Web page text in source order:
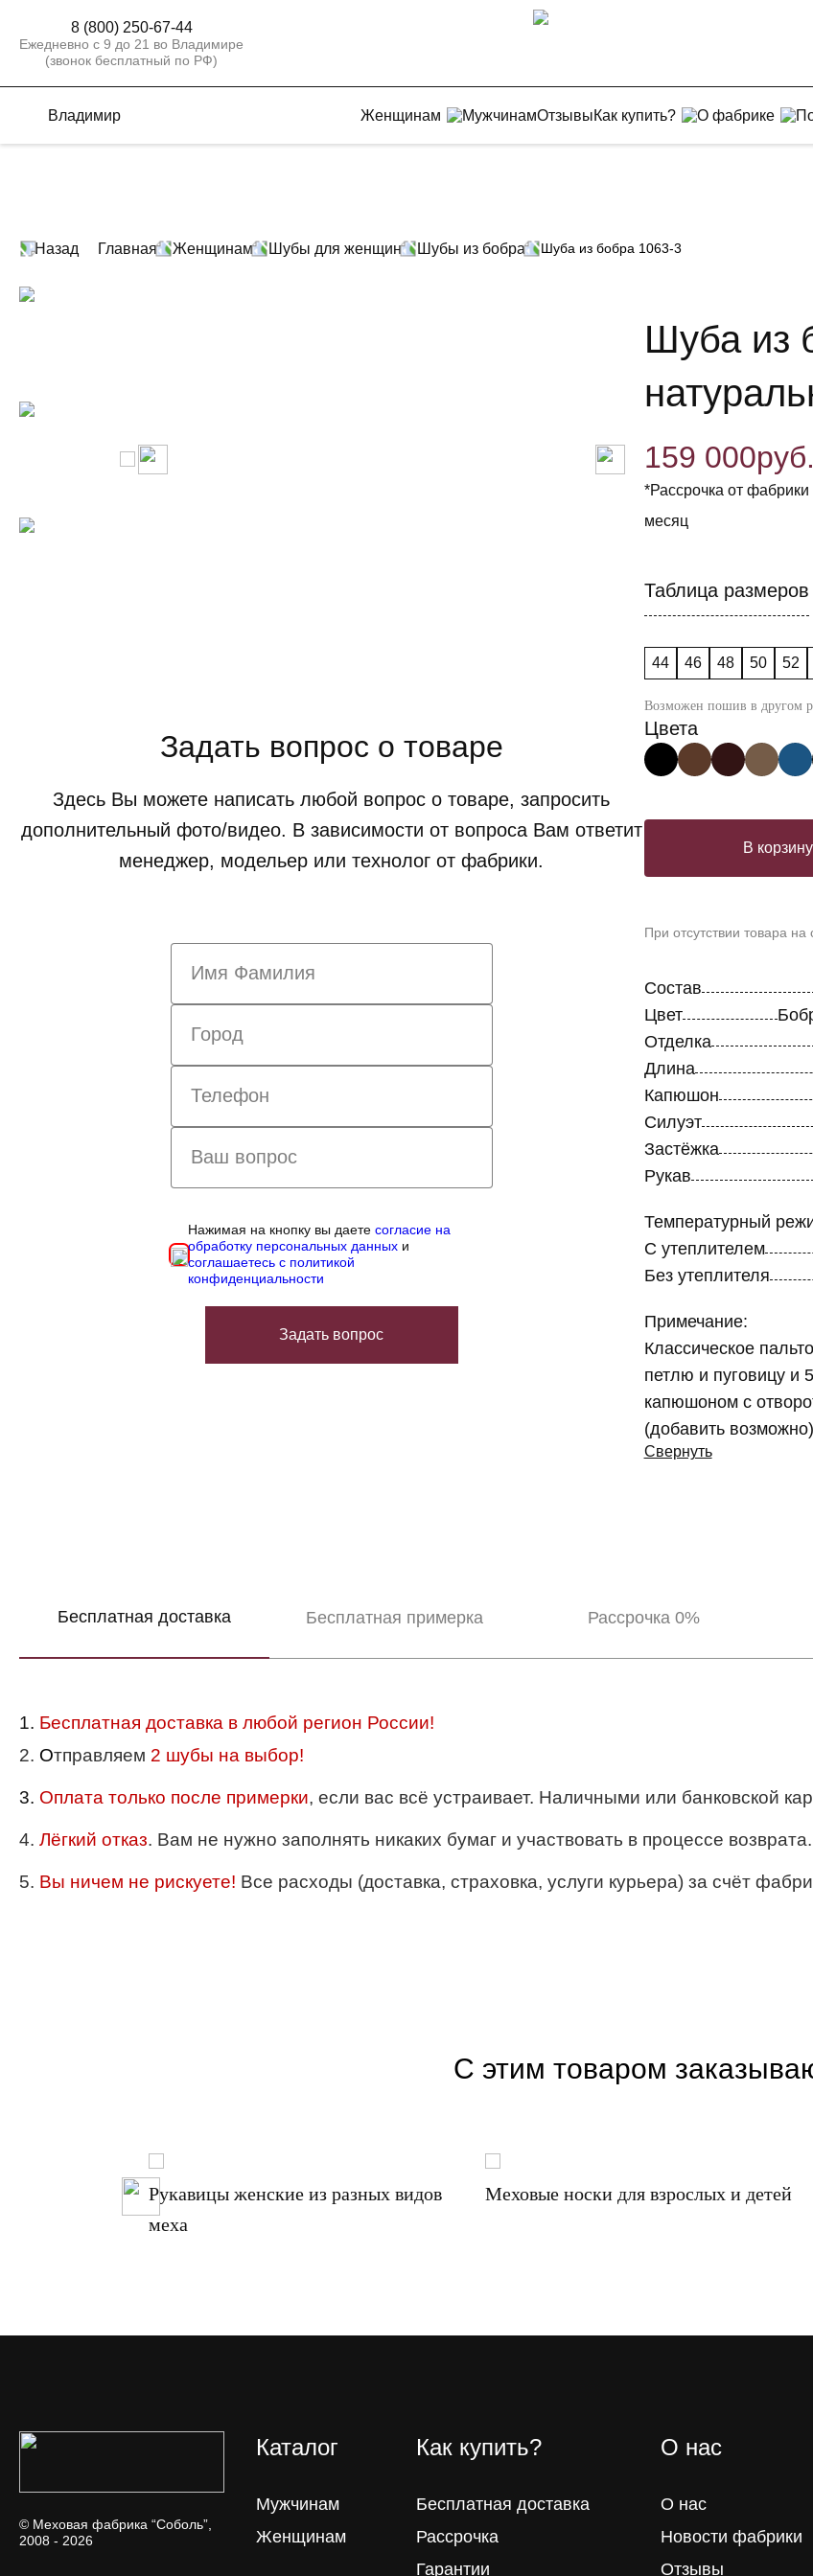
8 (800) 250-67-44
Ежедневно с 9 до 21 во Владимире
(звонок бесплатный по РФ)
Владимир Женщинам МужчинамОтзывыКак купить? О фабрике
Назад Главная Женщинам Шубы для женщин Шубы из бобра Шуба из бобра 1063-3
Задать вопрос о товаре
Здесь Вы можете написать любой вопрос о товаре, запросить
дополнительный фото/видео. В зависимости от вопроса Вам ответит
менеджер, модельер или технолог от фабрики.
Нажимая на кнопку вы даетесогласие на
обработку персональных данных и
соглашаетесь с политикой
конфиденциальности
Задать вопрос
Шуба из
159 000
*Рассрочка от
месяц
Таблица размеров
44 46 48 50 52
Возможен пошив в другом
Цвета
В корзину
При отсутствии товара
Состав
Цвет
Отделка
Длина
Капюшон
Силуэт
Застёжка
Рукав
Температурный
С утеплителем
Без утеплителя
Примечание:
Классическое
петлю и пуговицу и
капюшоном с
(добавить
Свернуть
Бесплатная доставка Бесплатная примерка Рассрочка 0%
1. Бесплатная доставка в любой регион России!
2. Отправляем 2 шубы на выбор!
3. Оплата только после примерки, если вас всё устраивает. Наличными или банковской
4. Лёгкий отказ. Вам не нужно заполнять никаких бумаг и участвовать в процессе
5. Вы ничем не рискуете! Все расходы (доставка, страховка, услуги курьера) за счёт
С этим товаром
Рукавицы женские из разных видов
меха
Меховые носки для взрослых и детей
© Меховая фабрика “Соболь”,
2008 - 2026
Каталог
Мужчинам
Женщинам
Как купить?
Бесплатная доставка
Рассрочка
Гарантии
О нас
О нас
Новости фабрики
Отзывы